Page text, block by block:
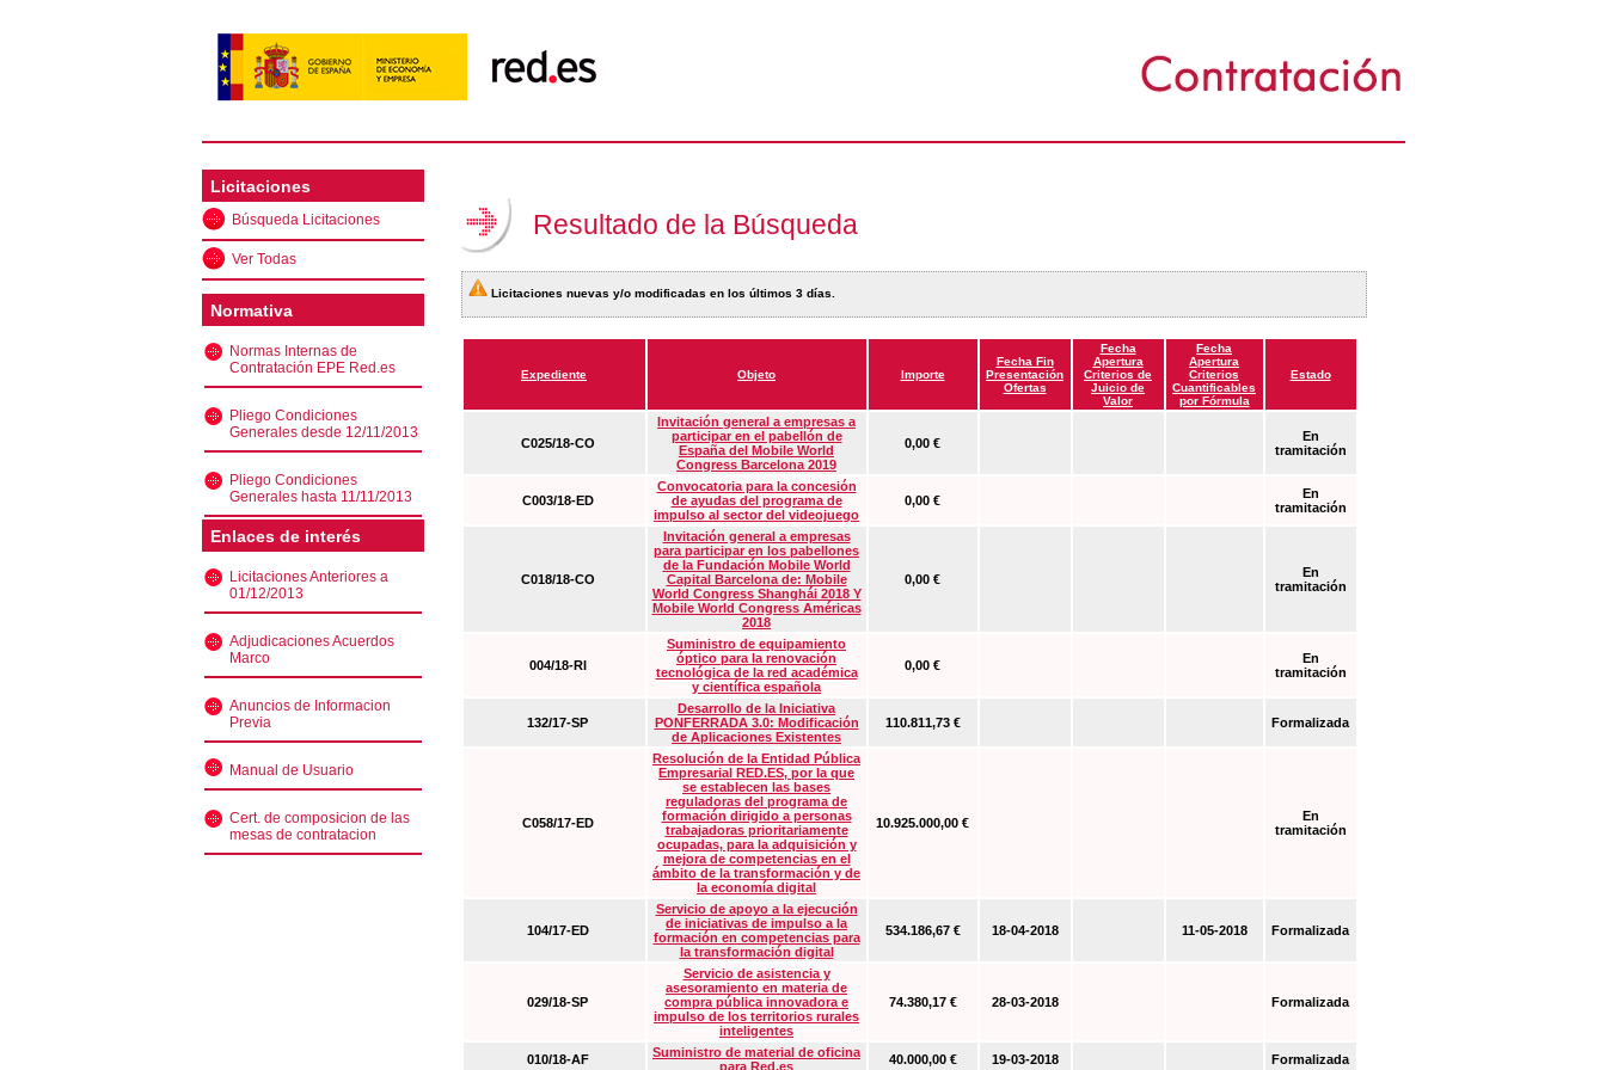
Licitaciones
Búsqueda Licitaciones
Ver Todas
Normativa
Normas Internas de
Contratación EPE Red.es
Pliego Condiciones
Generales desde 12/11/2013
Pliego Condiciones
Generales hasta 11/11/2013
Enlaces de interés
Licitaciones Anteriores a
01/12/2013
Adjudicaciones Acuerdos
Marco
Anuncios de Informacion
Previa
Manual de Usuario
Cert. de composicion de las
mesas de contratacion
Resultado de la Búsqueda
Licitaciones nuevas y/o modificadas en los últimos 3 días.
Expediente Objeto Importe
Fecha Fin
Presentación
Ofertas
Fecha
Apertura
Criterios de
Juicio de
Valor
Fecha
Apertura
Criterios
Cuantificables
por Fórmula
Estado
C025/18-CO
Invitación general a empresas a
participar en el pabellón de
España del Mobile World
Congress Barcelona 2019
0,00 €
En
tramitación
C003/18-ED
Convocatoria para la concesión
de ayudas del programa de
impulso al sector del videojuego
0,00 €
En
tramitación
C018/18-CO
Invitación general a empresas
para participar en los pabellones
de la Fundación Mobile World
Capital Barcelona de: Mobile
World Congress Shanghái 2018 Y
Mobile World Congress Américas
2018
0,00 €
En
tramitación
004/18-RI
Suministro de equipamiento
óptico para la renovación
tecnológica de la red académica
y científica española
0,00 €
En
tramitación
132/17-SP
Desarrollo de la Iniciativa
PONFERRADA 3.0: Modificación
de Aplicaciones Existentes
110.811,73 € Formalizada
C058/17-ED
Resolución de la Entidad Pública
Empresarial RED.ES, por la que
se establecen las bases
reguladoras del programa de
formación dirigido a personas
trabajadoras prioritariamente
ocupadas, para la adquisición y
mejora de competencias en el
ámbito de la transformación y de
la economía digital
10.925.000,00 €
En
tramitación
104/17-ED
Servicio de apoyo a la ejecución
de iniciativas de impulso a la
formación en competencias para
la transformación digital
534.186,67 € 18-04-2018 11-05-2018 Formalizada
029/18-SP
Servicio de asistencia y
asesoramiento en materia de
compra pública innovadora e
impulso de los territorios rurales
inteligentes
74.380,17 € 28-03-2018 Formalizada
010/18-AF
Suministro de material de oficina
para Red.es
40.000,00 € 19-03-2018 Formalizada